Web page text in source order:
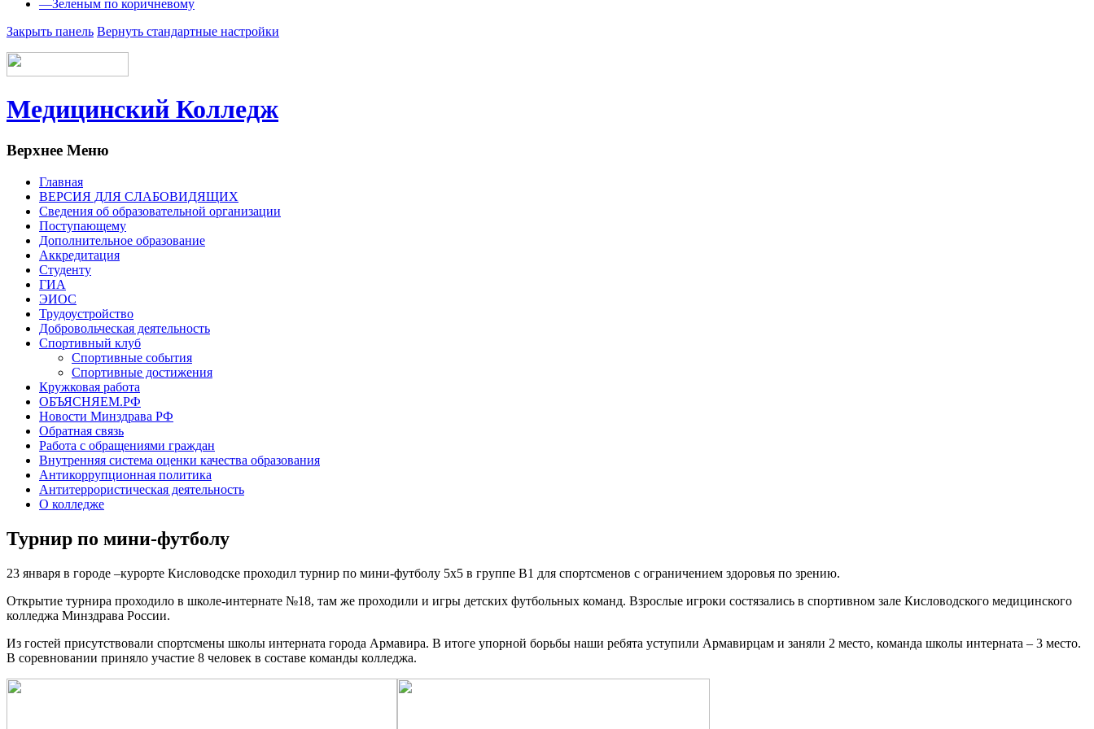
—Зеленым по коричневому
Закрыть панель Вернуть стандартные настройки
Медицинский Колледж
Верхнее Меню
Главная
ВЕРСИЯ ДЛЯ СЛАБОВИДЯЩИХ
Сведения об образовательной организации
Поступающему
Дополнительное образование
Аккредитация
Студенту
ГИА
ЭИОС
Трудоустройство
Добровольческая деятельность
Спортивный клуб
Спортивные события
Спортивные достижения
Кружковая работа
ОБЪЯСНЯЕМ.РФ
Новости Минздрава РФ
Обратная связь
Работа с обращениями граждан
Внутренняя система оценки качества образования
Антикоррупционная политика
Антитеррористическая деятельность
О колледже
Турнир по мини-футболу
23 января в городе –курорте Кисловодске проходил турнир по мини-футболу 5х5 в группе В1 для спортсменов с ограничением здоровья по зрению.
Открытие турнира проходило в школе-интернате №18, там же проходили и игры детских футбольных команд. Взрослые игроки состязались в спортивном зале Кисловодского медицинского
колледжа Минздрава России.
Из гостей присутствовали спортсмены школы интерната города Армавира. В итоге упорной борьбы наши ребята уступили Армавирцам и заняли 2 место, команда школы интерната – 3 место.
В соревновании приняло участие 8 человек в составе команды колледжа.